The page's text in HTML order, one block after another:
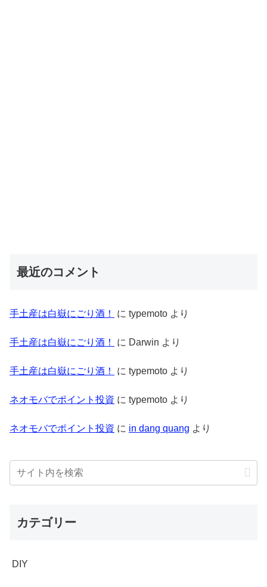
最近のコメント
手土産は白嶽にごり酒！ に typemoto より
手土産は白嶽にごり酒！ に Darwin より
手土産は白嶽にごり酒！ に typemoto より
ネオモバでポイント投資 に typemoto より
ネオモバでポイント投資 に in dang quang より
カテゴリー
DIY